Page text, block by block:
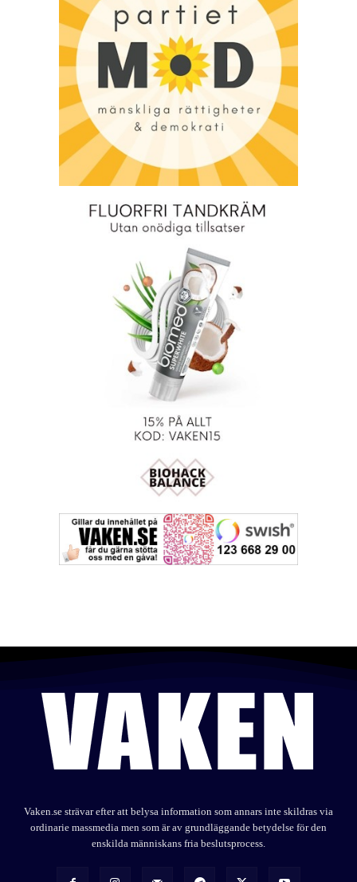
Vaken.se strävar efter att belysa information som annars inte skildras via
ordinarie massmedia men som är av grundläggande betydelse för den
enskilda människans fria beslutsprocess.